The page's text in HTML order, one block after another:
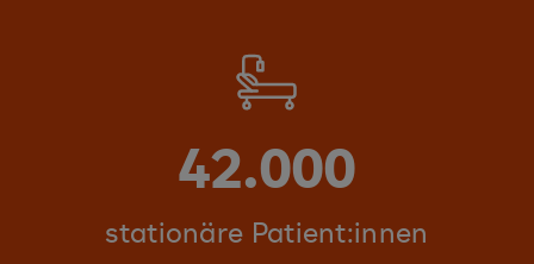
42.000
stationäre Patient:innen